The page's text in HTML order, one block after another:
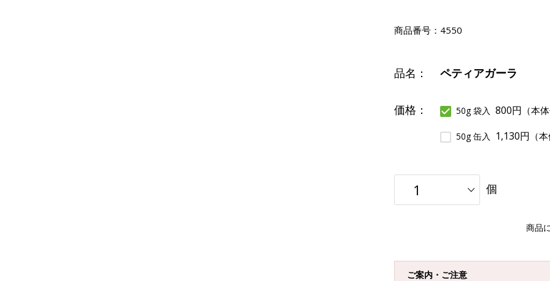
商品番号： 4550
品名： ペティアガーラ
価格： 50g 袋入 800円 （本
50g 缶入 1,130円 （
個
商品
ご案内・ご注意